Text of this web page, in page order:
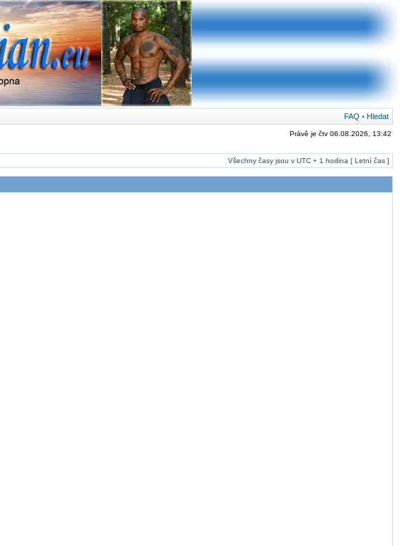
FAQ • Hledat
Právě je čtv 06.08.2026, 13:42
Všechny časy jsou v UTC + 1 hodina [ Letní čas ]